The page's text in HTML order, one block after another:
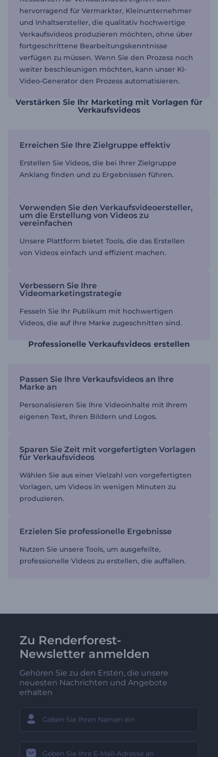
hervorragend für Vermarkter, Kleinunternehmer
und Inhaltsersteller, die qualitativ hochwertige
Verkaufsvideos produzieren möchten, ohne über
fortgeschrittene Bearbeitungskenntnisse
verfügen zu müssen. Wenn Sie den Prozess noch
weiter beschleunigen möchten, kann unser KI-
Video-Generator den Prozess automatisieren.
Verstärken Sie Ihr Marketing mit Vorlagen für
Verkaufsvideos
Erreichen Sie Ihre Zielgruppe effektiv
Erstellen Sie Videos, die bei Ihrer Zielgruppe
Anklang finden und zu Ergebnissen führen.
Verwenden Sie den Verkaufsvideoersteller,
um die Erstellung von Videos zu
vereinfachen
Unsere Plattform bietet Tools, die das Erstellen
von Videos einfach und effizient machen.
Verbessern Sie Ihre
Videomarketingstrategie
Fesseln Sie Ihr Publikum mit hochwertigen
Videos, die auf Ihre Marke zugeschnitten sind.
Professionelle Verkaufsvideos erstellen
Passen Sie Ihre Verkaufsvideos an Ihre
Marke an
Personalisieren Sie Ihre Videoinhalte mit Ihrem
eigenen Text, Ihren Bildern und Logos.
Sparen Sie Zeit mit vorgefertigten Vorlagen
für Verkaufsvideos
Wählen Sie aus einer Vielzahl von vorgefertigten
Vorlagen, um Videos in wenigen Minuten zu
produzieren.
Erzielen Sie professionelle Ergebnisse
Nutzen Sie unsere Tools, um ausgefeilte,
professionelle Videos zu erstellen, die auffallen.
Zu Renderforest-
Newsletter anmelden
Gehören Sie zu den Ersten, die unsere
neuesten Nachrichten und Angebote
erhalten